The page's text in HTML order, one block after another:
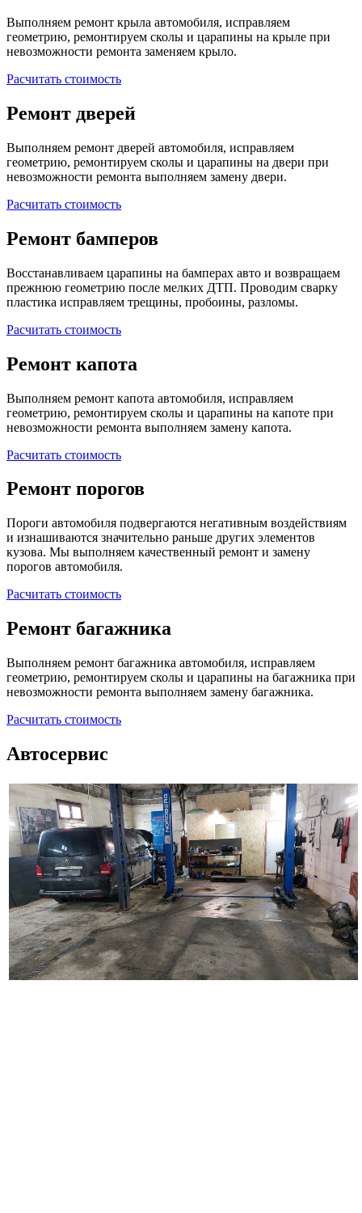
Выполняем ремонт крыла автомобиля, исправляем
геометрию, ремонтируем сколы и царапины на крыле при
невозможности ремонта заменяем крыло.
Расчитать стоимость
Ремонт дверей
Выполняем ремонт дверей автомобиля, исправляем
геометрию, ремонтируем сколы и царапины на двери при
невозможности ремонта выполняем замену двери.
Расчитать стоимость
Ремонт бамперов
Восстанавливаем царапины на бамперах авто и возвращаем
прежнюю геометрию после мелких ДТП. Проводим сварку
пластика исправляем трещины, пробоины, разломы.
Расчитать стоимость
Ремонт капота
Выполняем ремонт капота автомобиля, исправляем
геометрию, ремонтируем сколы и царапины на капоте при
невозможности ремонта выполняем замену капота.
Расчитать стоимость
Ремонт порогов
Пороги автомобиля подвергаются негативным воздействиям
и изнашиваются значительно раньше других элементов
кузова. Мы выполняем качественный ремонт и замену
порогов автомобиля.
Расчитать стоимость
Ремонт багажника
Выполняем ремонт багажника автомобиля, исправляем
геометрию, ремонтируем сколы и царапины на багажника при
невозможности ремонта выполняем замену багажника.
Расчитать стоимость
Автосервис